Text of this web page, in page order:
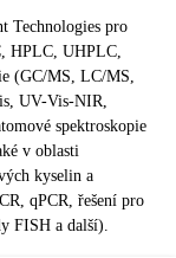
Technologies pro
HPLC, UHPLC,
(GC/MS, LC/MS,
UV-Vis-NIR,
spektroskopie
v oblasti
kyselin a
qPCR, řešení pro
FISH a další).